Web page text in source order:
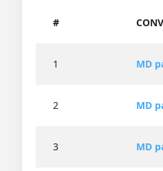
#
1 MD
2 MD
3 MD